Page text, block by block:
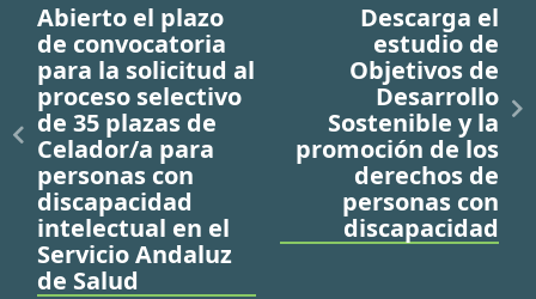
Abierto el plazo
de convocatoria
para la solicitud al
proceso selectivo
de 35 plazas de
Celador/a para
personas con
discapacidad
intelectual en el
Servicio Andaluz
de Salud
Descarga el
estudio de
Objetivos de
Desarrollo
Sostenible y la
promoción de los
derechos de
personas con
discapacidad